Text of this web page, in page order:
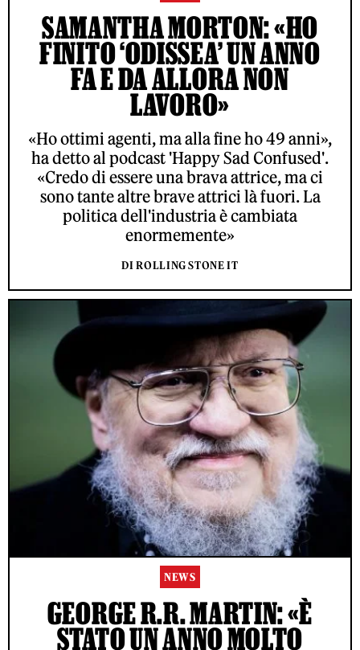
SAMANTHA MORTON: «HO
FINITO ‘ODISSEA’ UN ANNO
FA E DA ALLORA NON
LAVORO»
«Ho ottimi agenti, ma alla fine ho 49 anni»,
ha detto al podcast 'Happy Sad Confused'.
«Credo di essere una brava attrice, ma ci
sono tante altre brave attrici là fuori. La
politica dell'industria è cambiata
enormemente»
DI ROLLING STONE IT
NEWS
GEORGE R.R. MARTIN: «È
STATO UN ANNO MOLTO